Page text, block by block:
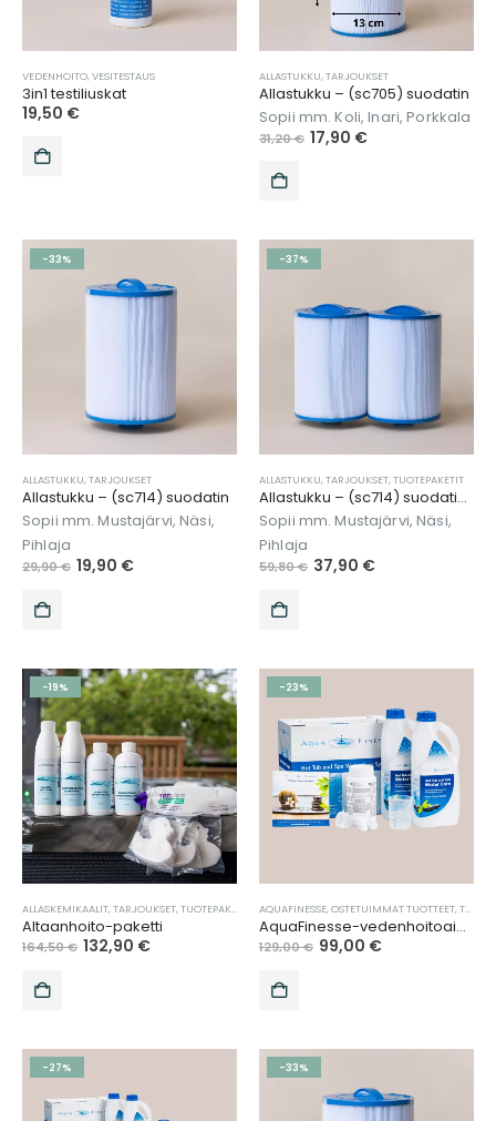
VEDENHOITO,VESITESTAUS
3in1 testiliuskat
19,50 €
ALLASTUKKU,TARJOUKSET
Allastukku – (sc705) suodatin
Sopii mm. Koli, Inari, Porkkala
31,20€ 17,90 €
-33%
ALLASTUKKU,TARJOUKSET
Allastukku – (sc714) suodatin
Sopii mm. Mustajärvi, Näsi,
Pihlaja
29,90€ 19,90 €
-37%
ALLASTUKKU,TARJOUKSET,TUOTEPAKETIT
Allastukku – (sc714) suodatin 2kpl
Sopii mm. Mustajärvi, Näsi,
Pihlaja
59,80€ 37,90 €
-19%
ALLASKEMIKAALIT,TARJOUKSET,TUOTEPAKETIT UUTUUDET,VEDENHOITO
Altaanhoito-paketti
164,50€ 132,90 €
-23%
AQUAFINESSE,OSTETUIMMAT TUOTTEET,TARJOUKSET
AquaFinesse-vedenhoitoaine
129,00€ 99,00 €
-27% -33%